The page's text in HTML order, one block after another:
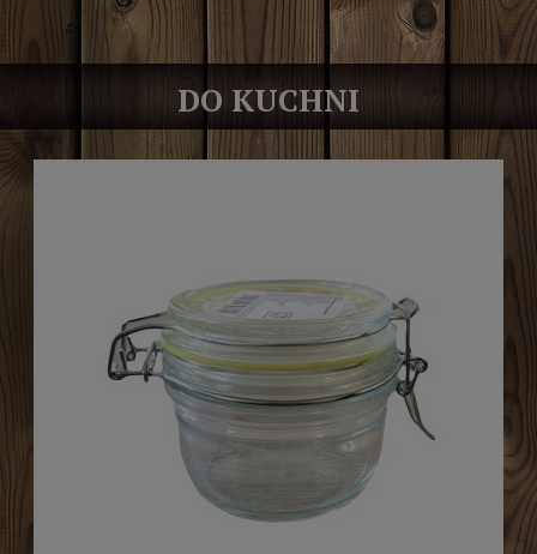
DO KUCHNI